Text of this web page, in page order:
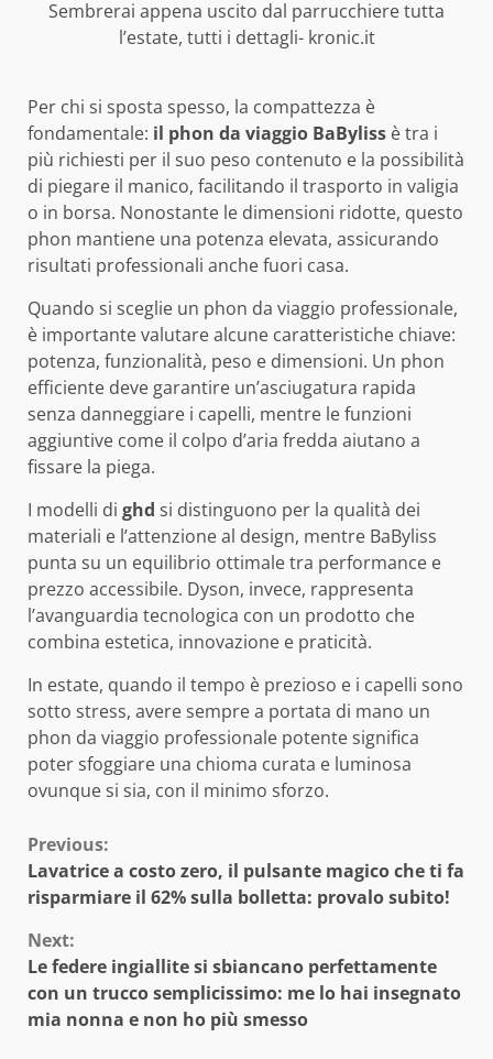
Sembrerai appena uscito dal parrucchiere tutta
l’estate, tutti i dettagli- kronic.it
Per chi si sposta spesso, la compattezza è
fondamentale: il phon da viaggio BaByliss è tra i
più richiesti per il suo peso contenuto e la possibilità
di piegare il manico, facilitando il trasporto in valigia
o in borsa. Nonostante le dimensioni ridotte, questo
phon mantiene una potenza elevata, assicurando
risultati professionali anche fuori casa.
Quando si sceglie un phon da viaggio professionale,
è importante valutare alcune caratteristiche chiave:
potenza, funzionalità, peso e dimensioni. Un phon
efficiente deve garantire un’asciugatura rapida
senza danneggiare i capelli, mentre le funzioni
aggiuntive come il colpo d’aria fredda aiutano a
fissare la piega.
I modelli di ghd si distinguono per la qualità dei
materiali e l’attenzione al design, mentre BaByliss
punta su un equilibrio ottimale tra performance e
prezzo accessibile. Dyson, invece, rappresenta
l’avanguardia tecnologica con un prodotto che
combina estetica, innovazione e praticità.
In estate, quando il tempo è prezioso e i capelli sono
sotto stress, avere sempre a portata di mano un
phon da viaggio professionale potente significa
poter sfoggiare una chioma curata e luminosa
ovunque si sia, con il minimo sforzo.
Continue
Reading
Previous:
Lavatrice a costo zero, il pulsante magico che ti fa
risparmiare il 62% sulla bolletta: provalo subito!
Next:
Le federe ingiallite si sbiancano perfettamente
con un trucco semplicissimo: me lo hai insegnato
mia nonna e non ho più smesso